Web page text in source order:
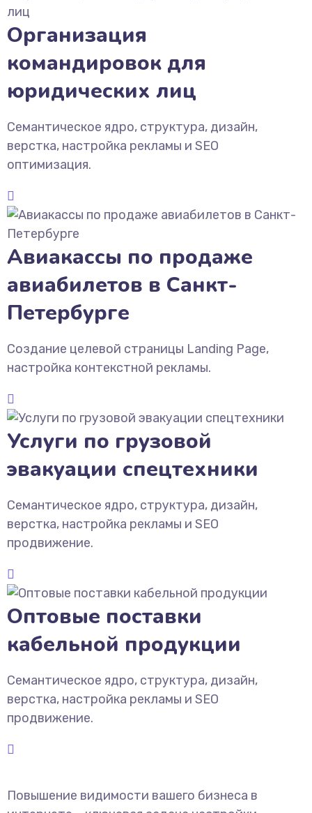
Организация
командировок для
юридических лиц
Семантическое ядро, структура, дизайн,
верстка, настройка рекламы и SEO
оптимизация.
Авиакассы по продаже
авиабилетов в Санкт-
Петербурге
Создание целевой страницы Landing Page,
настройка контекстной рекламы.
Услуги по грузовой
эвакуации спецтехники
Семантическое ядро, структура, дизайн,
верстка, настройка рекламы и SEO
продвижение.
Оптовые поставки
кабельной продукции
Семантическое ядро, структура, дизайн,
верстка, настройка рекламы и SEO
продвижение.
Повышение видимости вашего бизнеса в